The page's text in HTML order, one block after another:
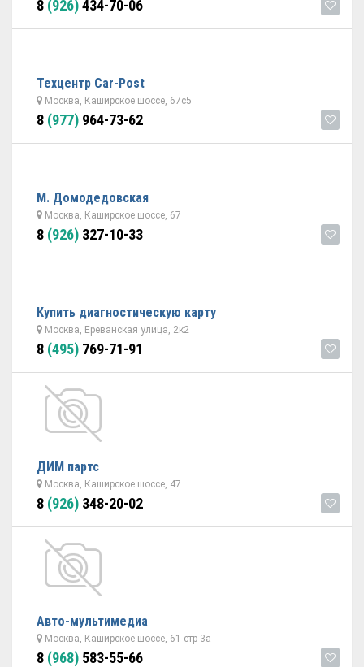
8 (926)434-70-06
Техцентр Car-Post
Москва, Каширское шоссе, 67с5
8 (977) 964-73-62
М. Домодедовская
Москва, Каширское шоссе, 67
8 (926) 327-10-33
Купить диагностическую карту
Москва, Ереванская улица, 2к2
8 (495) 769-71-91
ДИМ партс
Москва, Каширское шоссе, 47
8 (926) 348-20-02
Авто-мультимедиа
Москва, Каширское шоссе, 61 стр 3а
8 (968) 583-55-66